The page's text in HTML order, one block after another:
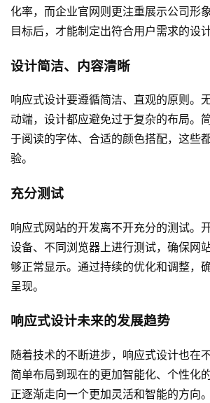
化率，而企业官网则更注重展示公司形
目标后，才能制定出符合用户需求的设计
设计简洁、内容清晰
响应式设计要遵循简洁、直观的原则。
动端，设计都应避免过于复杂的布局。
于阅读的字体、合适的颜色搭配，这些
验。
充分测试
响应式网站的开发离不开充分的测试。
设备、不同浏览器上进行测试，确保网
够正常显示。通过持续的优化和调整，
呈现。
响应式设计未来的发展趋势
随着技术的不断进步，响应式设计也在
简单布局到现在的更加智能化、个性化
正逐渐走向一个更加灵活和智能的方向